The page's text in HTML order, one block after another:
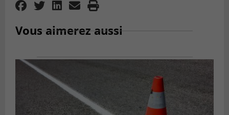
Vous aimerez aussi